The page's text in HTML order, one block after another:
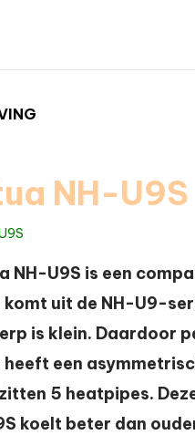
NH-U9S
NH-U9S is een
komt uit de NH-U9-
is klein. Daardoor
heeft een
5 heatpipes.
koelt beter dan